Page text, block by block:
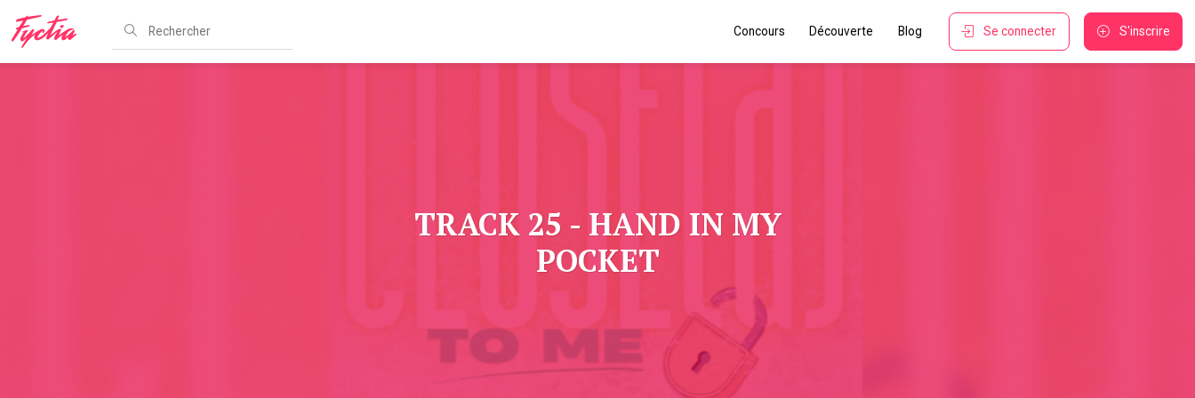
Concours Découverte Blog S'inscrire
Se connecter
TRACK 25 - HAND IN MY
POCKET